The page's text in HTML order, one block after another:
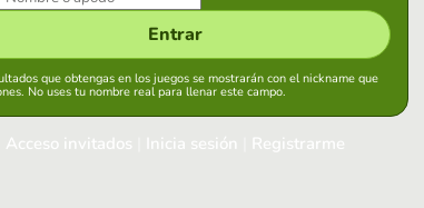
Entrar
que obtengas en los juegos se mostrarán con el nickname que
No uses tu nombre real para llenar este campo.
Acceso invitados Inicia sesión Registrarme